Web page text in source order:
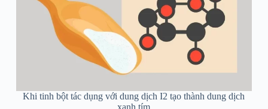
Khi tinh bột tác dụng với dung dịch I2 tạo thành dung dịch